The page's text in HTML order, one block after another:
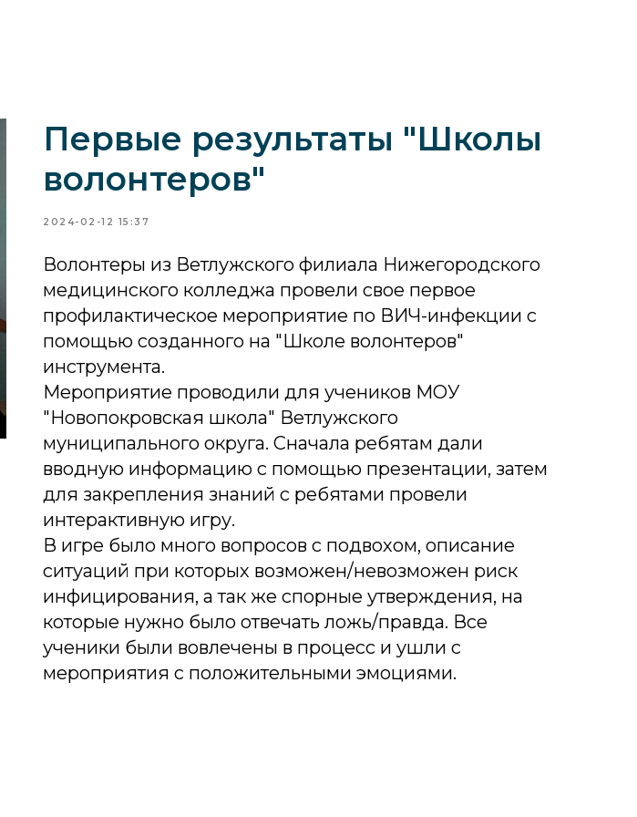
Первые результаты "Школы
волонтеров"
2024-02-12 15:37
Волонтеры из Ветлужского филиала Нижегородского
медицинского колледжа провели свое первое
профилактическое мероприятие по ВИЧ-инфекции с
помощью созданного на "Школе волонтеров"
инструмента.
Мероприятие проводили для учеников МОУ
"Новопокровская школа" Ветлужского
муниципального округа. Сначала ребятам дали
вводную информацию с помощью презентации, затем
для закрепления знаний с ребятами провели
интерактивную игру.
В игре было много вопросов с подвохом, описание
ситуаций при которых возможен/невозможен риск
инфицирования, а так же спорные утверждения, на
которые нужно было отвечать ложь/правда. Все
ученики были вовлечены в процесс и ушли с
мероприятия с положительными эмоциями.